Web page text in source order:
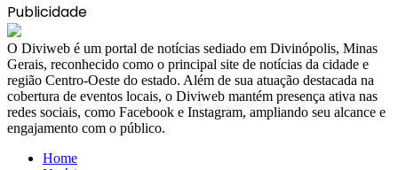
Publicidade
​O Diviweb é um portal de notícias sediado em Divinópolis, Minas
Gerais, reconhecido como o principal site de notícias da cidade e
região Centro-Oeste do estado. Além de sua atuação destacada na
cobertura de eventos locais, o Diviweb mantém presença ativa nas
redes sociais, como Facebook e Instagram, ampliando seu alcance e
engajamento com o público.
Home